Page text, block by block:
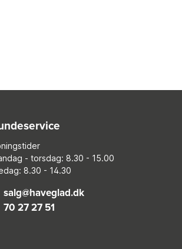
- torsdag: 8.30 - 15.00
8.30 - 14.30
salg@haveglad.dk
70 27 27 51